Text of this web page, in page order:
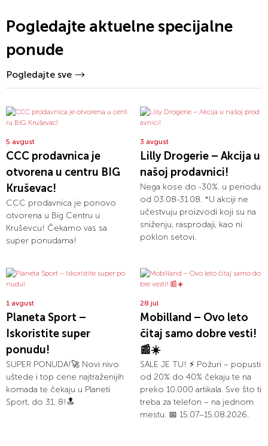
Pogledajte aktuelne specijalne
ponude
Pogledajte sve
5 avgust
CCC prodavnica je
otvorena u centru BIG
Kruševac!
CCC prodavnica je ponovo
otvorena u Big Centru u
Kruševcu! Čekamo vas sa
super ponudama!
3 avgust
Lilly Drogerie – Akcija u
našoj prodavnici!
Nega kose do -30%. u periodu
od 03.08-31.08. *U akciji ne
učestvuju proizvodi koji su na
sniženju, rasprodaji, kao ni
poklon setovi.
1 avgust
Planeta Sport –
Iskoristite super
ponudu!
SUPER PONUDA!🚀 Novi nivo
uštede i top cene najtraženijih
komada te čekaju u Planeti
Sport, do 31. 8!🔝
28 jul
Mobilland – Ovo leto
čitaj samo dobre vesti!
📰☀️
SALE JE TU! ⚡ Požuri – popusti
od 20% do 40% čekaju te na
preko 10.000 artikala. Sve što ti
treba za telefon – na jednom
mestu. 📅 15.07–15.08.2026.